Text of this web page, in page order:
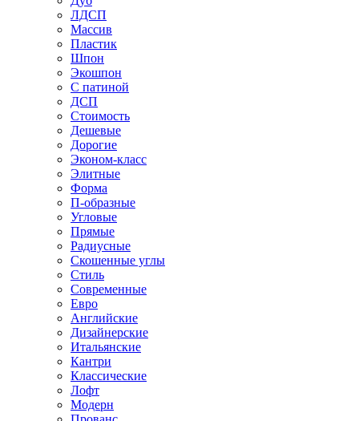
ЛДСП
Массив
Пластик
Шпон
Экошпон
С патиной
ДСП
Стоимость
Дешевые
Дорогие
Эконом-класс
Элитные
Форма
П-образные
Угловые
Прямые
Радиусные
Скошенные углы
Стиль
Современные
Евро
Английские
Дизайнерские
Итальянские
Кантри
Классические
Лофт
Модерн